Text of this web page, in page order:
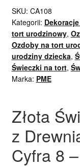
SKU: CA108
Kategorii:
tort urodzinowy,
Ozdoby na tort
urodziny dziecka,
Świeczki na tort,
Marka: PME
Złota
z
Cyfra 8